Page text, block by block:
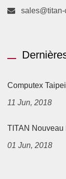
Computex
11 Jun, 2018
TITAN
01 Jun, 2018